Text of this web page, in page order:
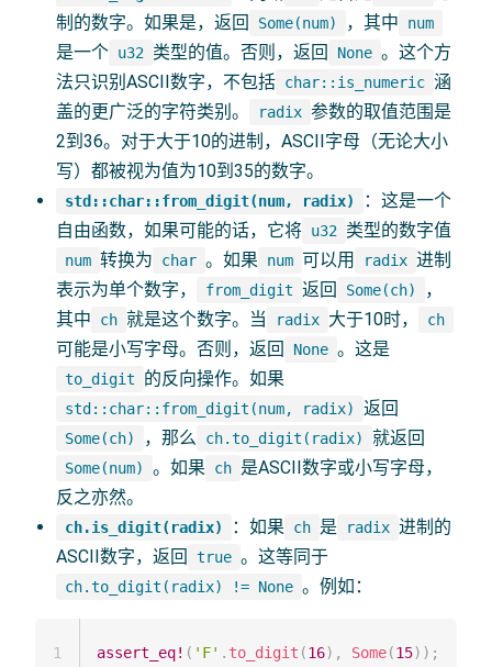
制的数字。如果是，返回
Some(num) ，其中 num
是一个 u32 类型的值。否则，返回 None 。这个方
法只识别ASCII数字，不包括 char::is_numeric 涵
盖的更广泛的字符类别。
radix 参数的取值范围是
2到36。对于大于10的进制，ASCII字母（无论大小
写）都被视为值为10到35的数字。
std::char::from_digit(num, radix)
：这是一个
自由函数，如果可能的话，它将 u32 类型的数字值
num 转换为 char 。如果 num 可以用 radix 进制
表示为单个数字，
from_digit 返回 Some(ch)
，
其中
ch 就是这个数字。当 radix 大于10时， ch
可能是小写字母。否则，返回 None 。这是
to_digit 的反向操作。如果
std::char::from_digit(num, radix) 返回
Some(ch) ，那么 ch.to_digit(radix) 就返回
Some(num) 。如果 ch 是ASCII数字或小写字母，
反之亦然。
ch.is_digit(radix) ：如果 ch 是 radix 进制的
ASCII数字，返回
true 。这等同于
ch.to_digit(radix) != None 。例如：
assert_eq! ( 'F' . to_digit (16) , Some(15) ) ;
1